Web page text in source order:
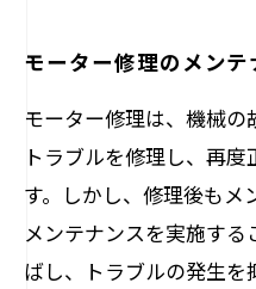
モーター修理のメン
モーター修理は、機械の
トラブルを修理し、再
す。しかし、修理後もメ
メンテナンスを実施す
ばし、トラブルの発生を